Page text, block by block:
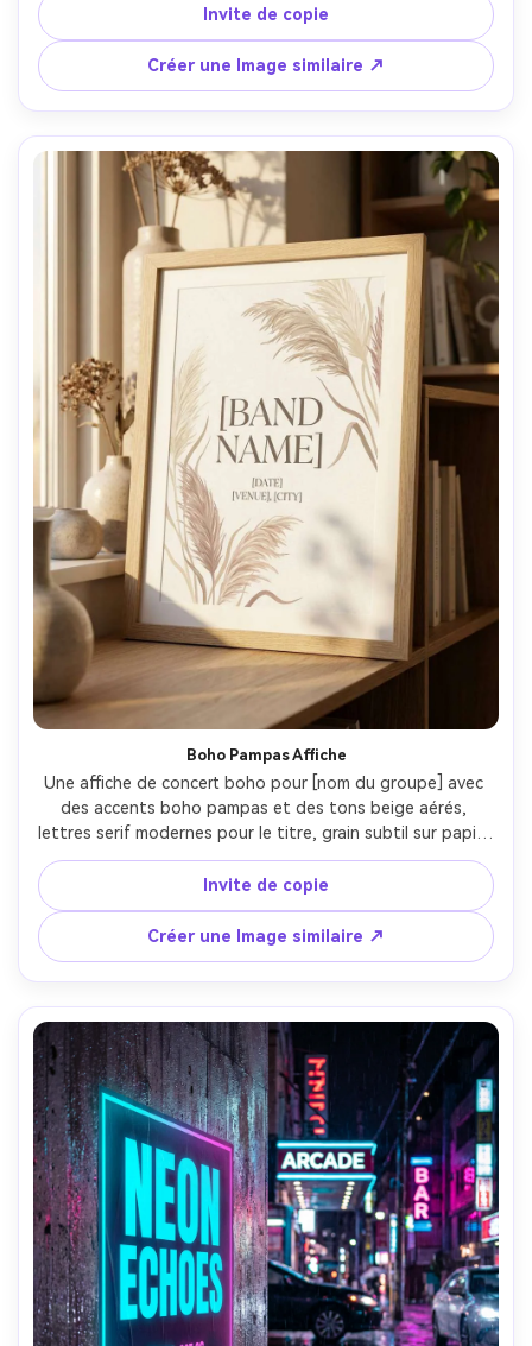
titre clair en haut, marges imprimables, photographié
comme un plat sur papier kraft avec lumière douce du
jour, Sony A7III, 35mm, haut-vers-bas, ombres naturelles,
type net, haute résolution- -ar 4:5
Invite de copie
Créer une Image similaire ↗
Boho Pampas Affiche
Une affiche de concert boho pour [nom du groupe] avec
des accents boho pampas et des tons beige aérés,
lettres serif modernes pour le titre, grain subtil sur papier
blanc cassé, incluant [DATE], [lieu], [ville], disposition
calme et équilibrée avec des marges généreuses,
esthétique prête à imprimer, maquette dans un cadre en
bois clair appuyé sur une étagère, lumière de fenêtre
golden-hour, Canon 5D Mark IV, 50mm, bokeh doux, mise
au point nette, haute résolution-AR 4:5
Invite de copie
Créer une Image similaire ↗